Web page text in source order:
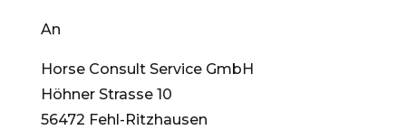
An
Horse Consult Service GmbH
Höhner Strasse 10
56472 Fehl-Ritzhausen